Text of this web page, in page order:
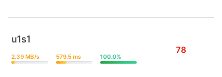
u1s1
2.39 MB/s 579.5 ms 100.0%
78